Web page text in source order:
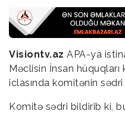
Visiontv.az APA-ya
Məclisin İnsan
iclasında komitənin
Komitə sədri bildirib ki,